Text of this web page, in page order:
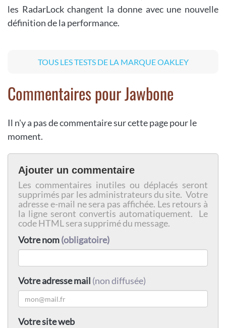
les RadarLock changent la donne avec une nouvelle
définition de la performance.
TOUS LES TESTS DE LA MARQUE OAKLEY
Commentaires pour Jawbone
Il n'y a pas de commentaire sur cette page pour le
moment.
Ajouter un commentaire
Les commentaires inutiles ou déplacés seront
supprimés par les administrateurs du site. Votre
adresse e-mail ne sera pas affichée. Les retours à
la ligne seront convertis automatiquement. Le
code HTML sera supprimé du message.
Votre nom(obligatoire)
Votre adresse mail (non diffusée)
Votre site web